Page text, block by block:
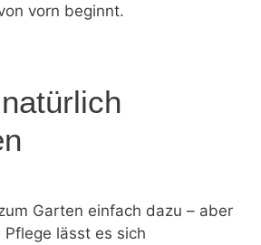
vorn beginnt.
Garten einfach dazu – aber
lässt es sich